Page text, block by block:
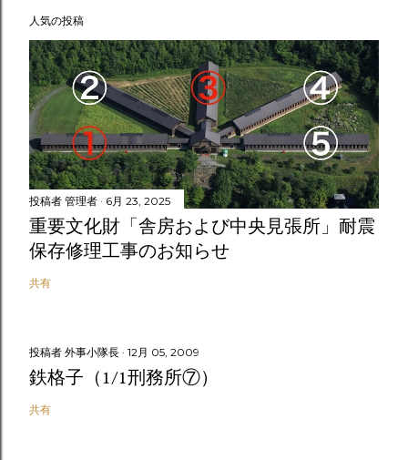
人気の投稿
投稿者 管理者 6月 23, 2025
重要文化財「舎房および中央見張所」耐震
保存修理工事のお知らせ
共有
投稿者 外事小隊長 12月 05, 2009
鉄格子（1/1刑務所⑦）
共有